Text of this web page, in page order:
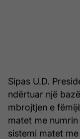
Sipas U.D.
ndërtuar një
mbrojtjen e
matet me
sistemi matet